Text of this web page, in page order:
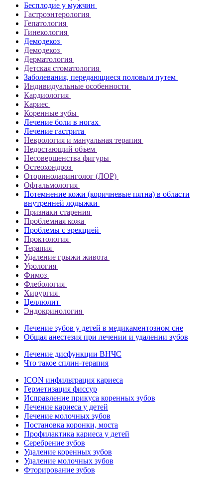
Бесплодие у мужчин
Гастроэнтерология
Гепатология
Гинекология
Демодекоз
Демодекоз
Дерматология
Детская стоматология
Заболевания, передающиеся половым путем
Индивидуальные особенности
Кардиология
Кариес
Коренные зубы
Лечение боли в ногах
Лечение гастрита
Неврология и мануальная терапия
Недостающий объем
Несовершенства фигуры
Остеохондроз
Оториноларинголог (ЛОР)
Офтальмология
Потемнение кожи (коричневые пятна) в области
внутренней лодыжки
Признаки старения
Проблемная кожа
Проблемы с эрекцией
Проктология
Терапия
Удаление грыжи живота
Урология
Фимоз
Флебология
Хирургия
Целлюлит
Эндокринология
Лечение зубов у детей в медикаментозном сне
Общая анестезия при лечении и удалении зубов
Лечение дисфункции ВНЧС
Что такое сплин-терапия
ICON инфильтрация кариеса
Герметизация фиссур
Исправление прикуса коренных зубов
Лечение кариеса у детей
Лечение молочных зубов
Постановка коронки, моста
Профилактика кариеса у детей
Серебрение зубов
Удаление коренных зубов
Удаление молочных зубов
Фторирование зубов